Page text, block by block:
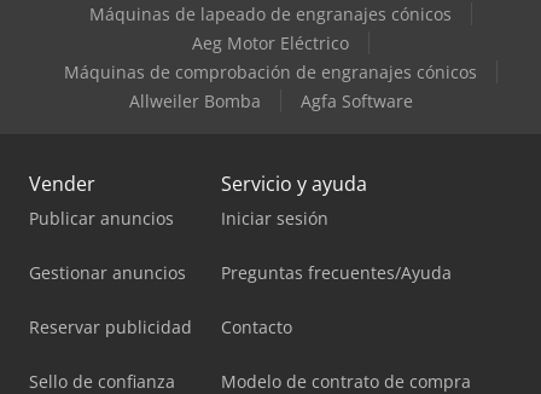
Máquinas de lapeado de engranajes cónicos
Aeg Motor Eléctrico
Máquinas de comprobación de engranajes cónicos
Allweiler Bomba
Agfa Software
Vender
Publicar anuncios
Gestionar anuncios
Reservar publicidad
Sello de confianza
Servicio y ayuda
Iniciar sesión
Preguntas frecuentes/Ayuda
Contacto
Modelo de contrato de compra